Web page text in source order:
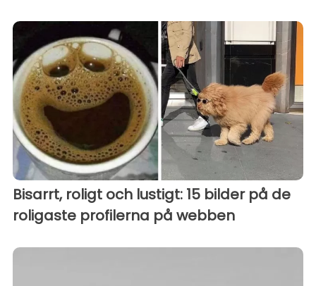
Bisarrt, roligt och lustigt: 15 bilder på de
roligaste profilerna på webben